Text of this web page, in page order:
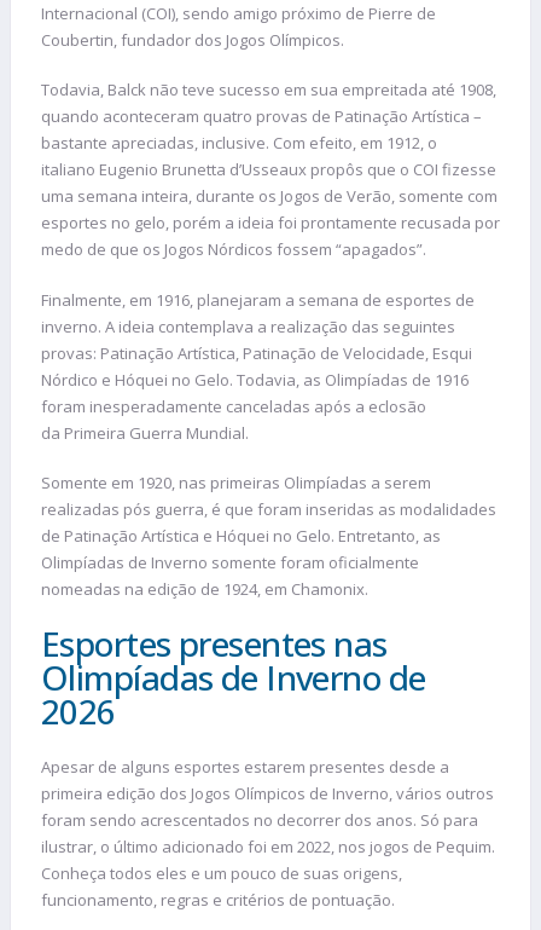
Internacional (COI), sendo amigo próximo de Pierre de
Coubertin, fundador dos Jogos Olímpicos.
Todavia, Balck não teve sucesso em sua empreitada até 1908,
quando aconteceram quatro provas de Patinação Artística –
bastante apreciadas, inclusive. Com efeito, em 1912, o
italiano Eugenio Brunetta d’Usseaux propôs que o COI fizesse
uma semana inteira, durante os Jogos de Verão, somente com
esportes no gelo, porém a ideia foi prontamente recusada por
medo de que os Jogos Nórdicos fossem “apagados”.
Finalmente, em 1916, planejaram a semana de esportes de
inverno. A ideia contemplava a realização das seguintes
provas: Patinação Artística, Patinação de Velocidade, Esqui
Nórdico e Hóquei no Gelo. Todavia, as Olimpíadas de 1916
foram inesperadamente canceladas após a eclosão
da Primeira Guerra Mundial.
Somente em 1920, nas primeiras Olimpíadas a serem
realizadas pós guerra, é que foram inseridas as modalidades
de Patinação Artística e Hóquei no Gelo. Entretanto, as
Olimpíadas de Inverno somente foram oficialmente
nomeadas na edição de 1924, em Chamonix.
Esportes presentes nas
Olimpíadas de Inverno de
2026
Apesar de alguns esportes estarem presentes desde a
primeira edição dos Jogos Olímpicos de Inverno, vários outros
foram sendo acrescentados no decorrer dos anos. Só para
ilustrar, o último adicionado foi em 2022, nos jogos de Pequim.
Conheça todos eles e um pouco de suas origens,
funcionamento, regras e critérios de pontuação.